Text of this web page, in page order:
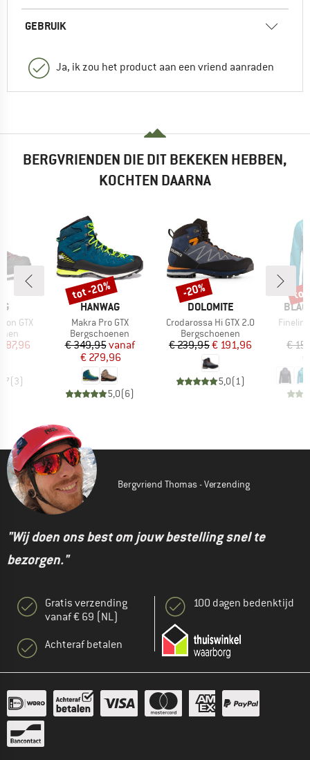
GEBRUIK
Ja, ik zou het product aan een vriend aanraden
BERGVRIENDEN DIE DIT BEKEKEN HEBBEN,
KOCHTEN DAARNA
GTX
prijs
(3)
MERK
HANWAG
Artikel
Makra Pro GTX
Productgroep
Bergschoenen
Prijs
€ 349,95Verlaagde prijs
vanaf
€ 279,96
5,0(6)
Korting
tot -20%
MERK
DOLOMITE
Artikel
Crodarossa Hi GTX 2.0
Productgroep
Bergschoenen
Prijs
€ 239,95Verlaagde prijs
€ 191,96
5,0( 1)
Korting
-20%
MERK
Artikel
€
tot
Bergvriend Thomas - Verzending
"Wij doen ons best om jouw bestelling snel te
bezorgen."
Gratis verzending
vanaf € 69 (NL)
Achteraf betalen
100 dagen bedenktijd